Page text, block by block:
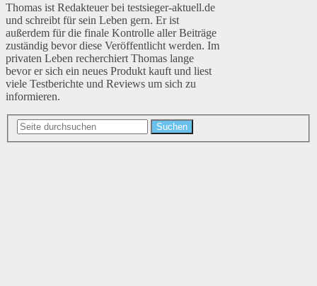
Thomas ist Redakteuer bei testsieger-aktuell.de
und schreibt für sein Leben gern. Er ist
außerdem für die finale Kontrolle aller Beiträge
zuständig bevor diese Veröffentlicht werden. Im
privaten Leben recherchiert Thomas lange
bevor er sich ein neues Produkt kauft und liest
viele Testberichte und Reviews um sich zu
informieren.
Suchen